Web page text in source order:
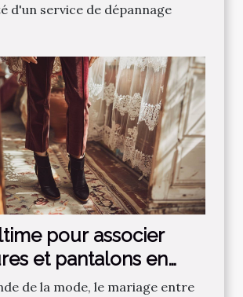
d'un service de dépannage
pour associer
et pantalons en
de la mode, le mariage entre